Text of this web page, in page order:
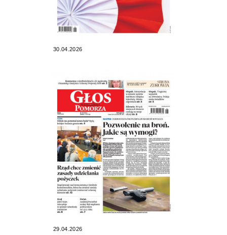
30.04.2026
29.04.2026